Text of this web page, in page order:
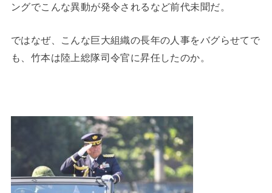
ングでこんな異動が発令されるなど前代未聞だ。
ではなぜ、こんな巨大組織の長年の人事をバグらせてで
も、竹本は陸上総隊司令官に昇任したのか。